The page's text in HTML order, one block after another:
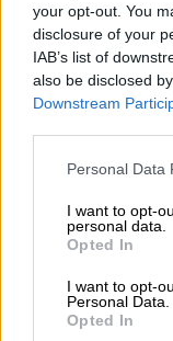
your opt-out. You
disclosure of your
IAB’s list of
also be disclosed
Downstream
Please note that
not limited to your
grant or deny
use your data for
consent section.
Personal Data
I want to opt-
personal data.
Opted In
I want to opt-
Personal Data.
Opted In
Οικονομία
Voucher:
για
Στερεά
Εκκλησία|
και
στην